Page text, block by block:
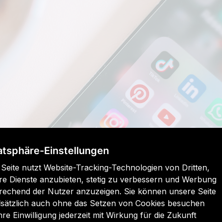
und Influencer-Aktivitäten gezielt nutzen, um
Friday und Cyber Monday deutlich zu steigern. Legen
Sie diese gezielt auf Kanälen wie Instagram,
Affiliate-Partnern kann kurzfristig den
Einstellungen
Seite nutzt Website-Tracking-Technologien von Dritten,
Dienste anzubieten, stetig zu verbessern und Werbung
der Nutzer anzuzeigen. Sie können unsere Seite
auch ohne das Setzen von Cookies besuchen
Einwilligung jederzeit mit Wirkung für die Zukunft